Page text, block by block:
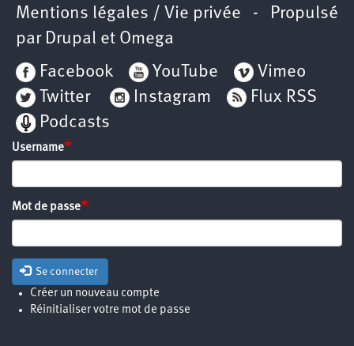
Mentions légales / Vie privée - Propulsé
par Drupal et Omega
Facebook
YouTube
Vimeo
Twitter
Instagram
Flux RSS
Podcasts
Username
Mot de passe
Se connecter
Créer un nouveau compte
Réinitialiser votre mot de passe